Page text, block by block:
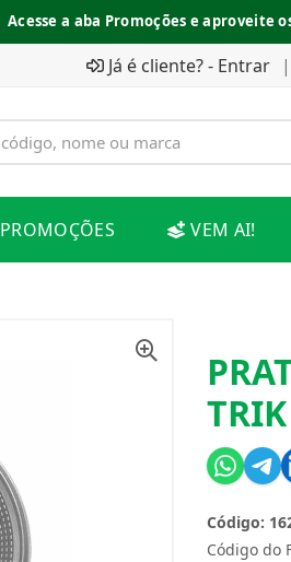
Acesse a aba Promoções e aproveite
Já é cliente? - Entrar |
PROMOÇÕES VEM AI!
Código do
Código: